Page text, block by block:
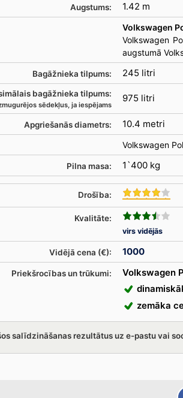
Augstums: 1.42 m
Volkswagen
Volkswagen
augstumā
Bagāžnieka tilpums: 245 litri
bagāžnieka tilpums:
sēdekļus, ja iespējams
975 litri
Apgriešanās diametrs: 10.4 metri
Volkswagen
Pilna masa: 1`400 kg
Drošība:
Kvalitāte:
virs vidējās
Vidējā cena (€): 1000
Priekšrocības un trūkumi:
Volkswagen
zemāka
salīdzināšanas rezultātus uz e-pastu vai